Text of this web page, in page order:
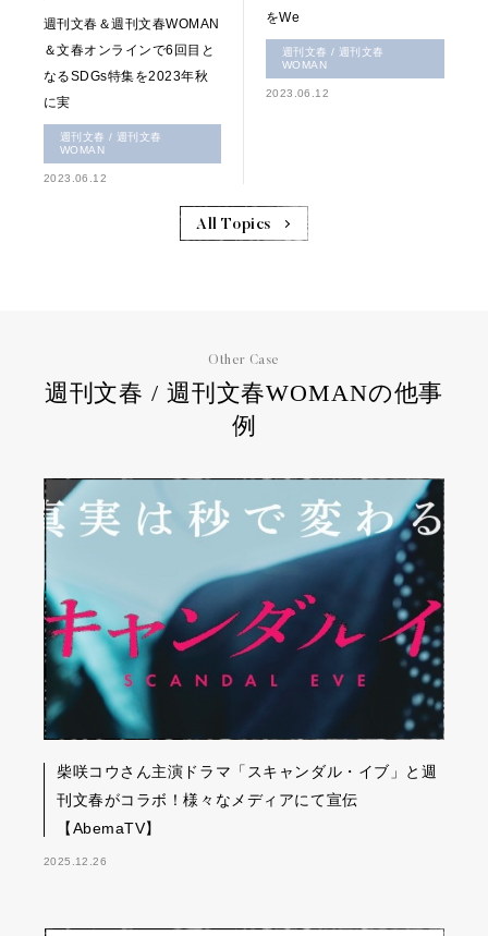
週刊文春＆週刊文春WOMAN
＆文春オンラインで6回目と
なるSDGs特集を2023年秋
に実
週刊文春 / 週刊文春
WOMAN
2023.06.12
をWe
週刊文春 / 週刊文春
WOMAN
2023.06.12
All Topics
Other Case
週刊文春 / 週刊文春WOMANの他事
例
柴咲コウさん主演ドラマ「スキャンダル・イブ」と週
刊文春がコラボ！様々なメディアにて宣伝
【AbemaTV】
2025.12.26